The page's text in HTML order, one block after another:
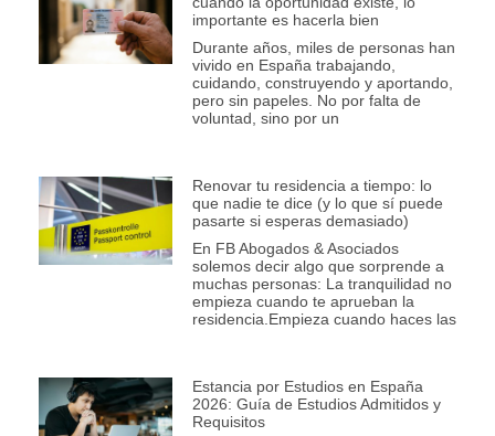
importante es hacerla bien
Durante años, miles de personas han
vivido en España trabajando,
cuidando, construyendo y aportando,
pero sin papeles. No por falta de
voluntad, sino por un
Renovar tu residencia a tiempo: lo
que nadie te dice (y lo que sí puede
pasarte si esperas demasiado)
En FB Abogados & Asociados
solemos decir algo que sorprende a
muchas personas: La tranquilidad no
empieza cuando te aprueban la
residencia.Empieza cuando haces las
Estancia por Estudios en España
2026: Guía de Estudios Admitidos y
Requisitos